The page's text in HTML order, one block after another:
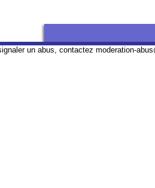
un abus, contactez moderation-